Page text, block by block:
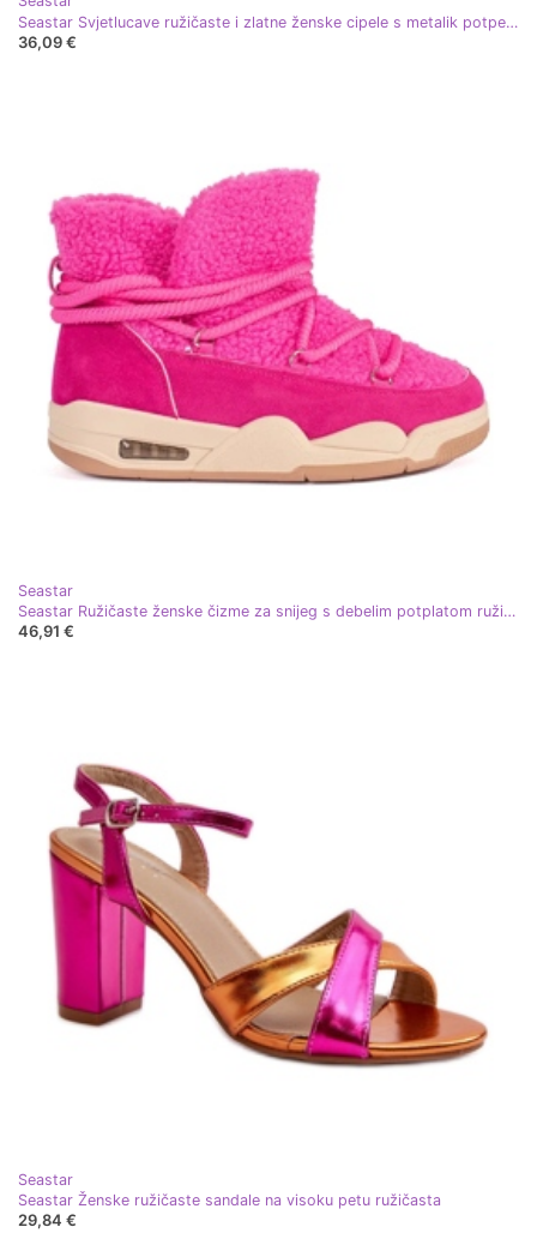
Seastar Svjetlucave ružičaste i zlatne ženske cipele s metalik potpeticom ružičasta
36,09 €
Seastar
Seastar Ružičaste ženske čizme za snijeg s debelim potplatom ružičasta
46,91 €
Seastar
Seastar Ženske ružičaste sandale na visoku petu ružičasta
29,84 €